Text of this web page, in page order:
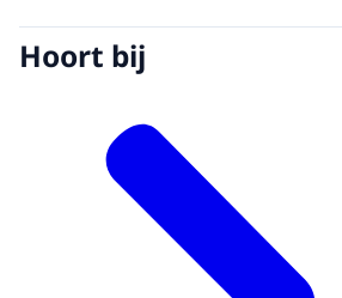
Hoort bij